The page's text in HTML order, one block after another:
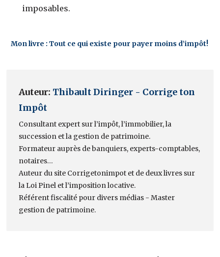
imposables.
Mon livre : Tout ce qui existe pour payer moins d’impôt!
Auteur: Thibault Diringer - Corrige ton
Impôt
Consultant expert sur l’impôt, l’immobilier, la
succession et la gestion de patrimoine.
Formateur auprès de banquiers, experts-comptables,
notaires…
Auteur du site Corrigetonimpot et de deux livres sur
la Loi Pinel et l’imposition locative.
Référent fiscalité pour divers médias - Master
gestion de patrimoine.